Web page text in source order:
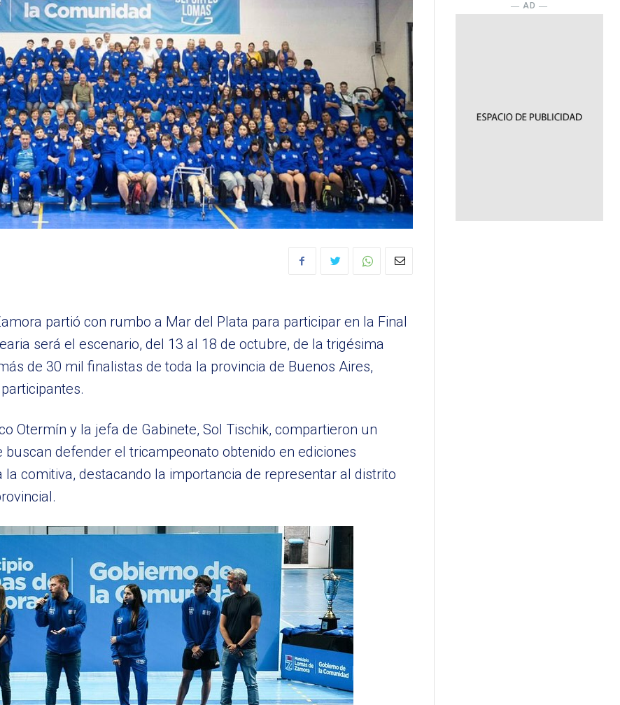
partió con rumbo a Mar del Plata para participar en la Final
será el escenario, del 13 al 18 de octubre, de la trigésima
de 30 mil finalistas de toda la provincia de Buenos Aires,
Otermín y la jefa de Gabinete, Sol Tischik, compartieron un
defender el tricampeonato obtenido en ediciones
comitiva, destacando la importancia de representar al distrito
― AD ―